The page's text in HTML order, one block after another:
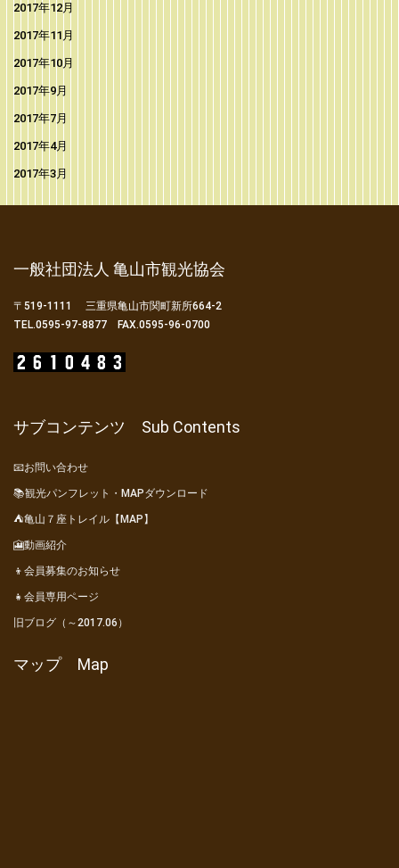
2017年12月
2017年11月
2017年10月
2017年9月
2017年7月
2017年4月
2017年3月
一般社団法人 亀山市観光協会
〒519-1111 三重県亀山市関町新所664-2
TEL.0595-97-8877 FAX.0595-96-0700
サブコンテンツ Sub Contents
📧お問い合わせ
📚観光パンフレット・MAPダウンロード
⛺亀山７座トレイル【MAP】
🎦動画紹介
👦会員募集のお知らせ
👧会員専用ページ
旧ブログ（～2017.06）
マップ Map